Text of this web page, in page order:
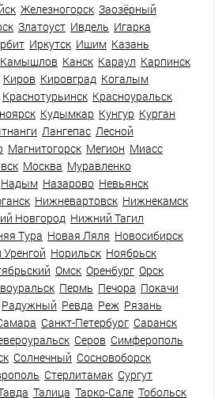
Железногорск Заозёрный
Златоуст Ивдель Игарка
Иркутск Ишим Казань
Камышлов Канск Караул Карпинск
Киров Кировград Когалым
Краснотурьинск Красноуральск
Кудымкар Кунгур Курган
Лангепас Лесной
Магнитогорск Мегион Миасс
Москва Муравленко
Надым Назарово Невьянск
Нижневартовск Нижнекамск
Новгород Нижний Тагил
Тура Новая Ляля Новосибирск
Норильск Ноябрьск
Омск Оренбург Орск
Пермь Печора Покачи
Радужный Ревда Реж Рязань
Санкт-Петербург Саранск
Серов Симферополь
Солнечный Сосновоборск
Стерлитамак Сургут
Талица Тарко-Сале Тобольск